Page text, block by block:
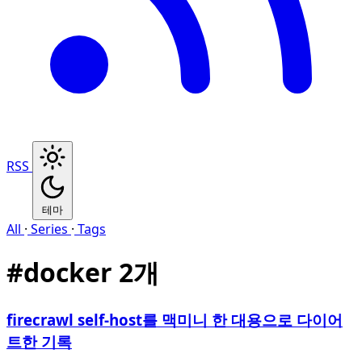
RSS
테마
All · Series · Tags
#docker 2개
firecrawl self-host를 맥미니 한 대용으로 다이어
트한 기록